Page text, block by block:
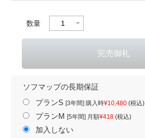
数量
ソフマップの長期保証
プランS [3年間] 購入時¥10,480(税込)
プランM [5年間] 月額¥418(税込)
加入しない